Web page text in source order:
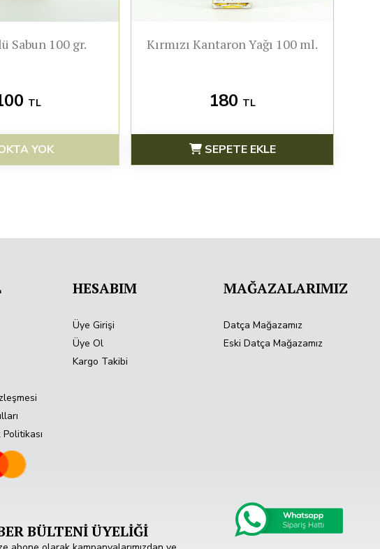
Sabun 100 gr.
TL
YOK
Kırmızı Kantaron Yağı 100 ml.
180 TL
SEPETE EKLE
HESABIM
Üye Girişi
Üye Ol
Kargo Takibi
MAĞAZALARIMIZ
Datça Mağazamız
Eski Datça Mağazamız
BÜLTENİ ÜYELİĞİ